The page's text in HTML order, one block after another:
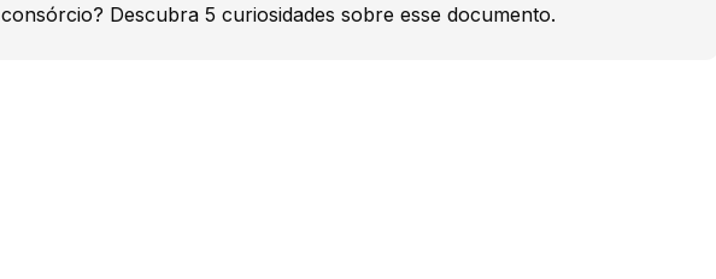
consórcio? Descubra 5 curiosidades sobre esse documento.